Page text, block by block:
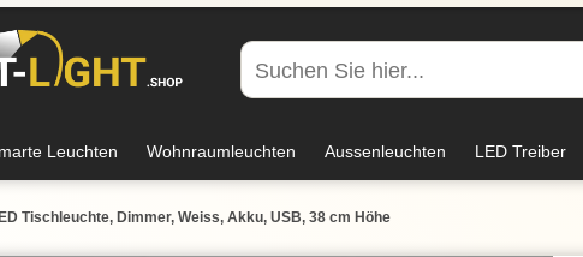
Leuchten Wohnraumleuchten Aussenleuchten LED Treiber
Tischleuchte, Dimmer, Weiss, Akku, USB, 38 cm Höhe